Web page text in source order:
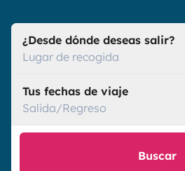
¿Desde dónde deseas salir?
Lugar de recogida
Tus fechas de viaje
Salida/Regreso
Buscar